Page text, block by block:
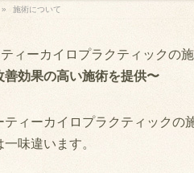
» 施術について
ィーカイロプラクティックの
善効果の高い施術を提供〜
ティーカイロプラクティックの
一味違います。